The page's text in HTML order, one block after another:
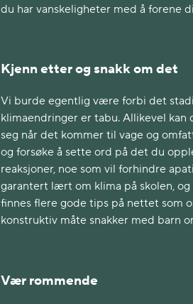
du har vanskeligheter med å forene
Kjenn etter og snakk om det
Vi burde egentlig være forbi det
klimaendringer er tabu. Allikevel
seg når det kommer til vage og
og forsøke å sette ord på det du
reaksjoner, noe som vil forhindre
garantert lært om klima på skolen,
finnes flere gode tips på nettet som
konstruktiv måte snakker med barn
Vær rommende